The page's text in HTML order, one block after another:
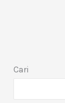
Cari